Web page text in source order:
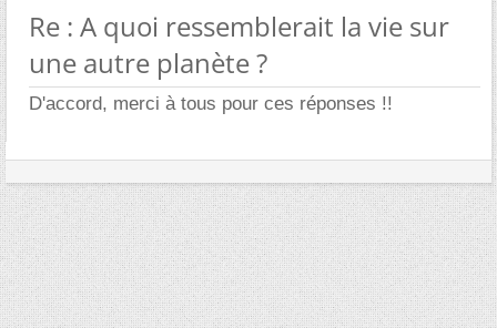
Re : A quoi ressemblerait la vie sur
une autre planète ?
D'accord, merci à tous pour ces réponses !!